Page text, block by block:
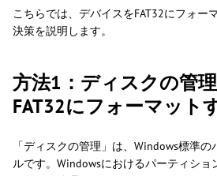
こちらでは、デバイスをFAT32にフォー
決策を説明します。
方法1：ディスクの管
FAT32にフォーマット
「ディスクの管理」は、Windows標準
ルです。Windowsにおけるパーティシ